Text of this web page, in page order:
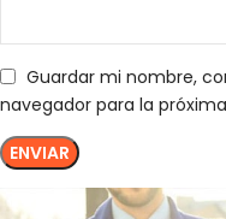
Guardar mi nombre,
navegador para la